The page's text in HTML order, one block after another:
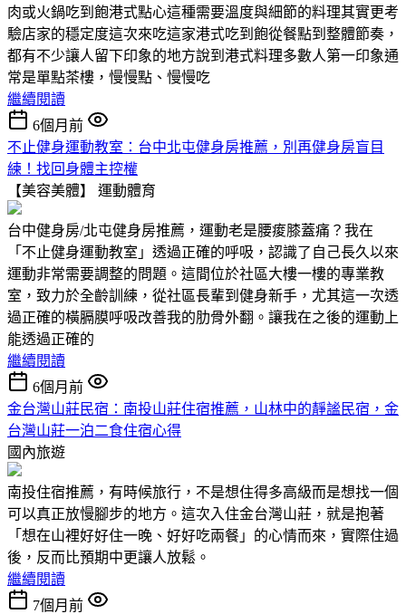
肉或火鍋吃到飽港式點心這種需要溫度與細節的料理其實更考
驗店家的穩定度這次來吃這家港式吃到飽從餐點到整體節奏，
都有不少讓人留下印象的地方說到港式料理多數人第一印象通
常是單點茶樓，慢慢點、慢慢吃
繼續閱讀
6個月前
不止健身運動教室：台中北屯健身房推薦，別再健身房盲目
練！找回身體主控權
【美容美體】 運動體育
台中健身房/北屯健身房推薦，運動老是腰痠膝蓋痛？我在
「不止健身運動教室」透過正確的呼吸，認識了自己長久以來
運動非常需要調整的問題。這間位於社區大樓一樓的專業教
室，致力於全齡訓練，從社區長輩到健身新手，尤其這一次透
過正確的橫膈膜呼吸改善我的肋骨外翻。讓我在之後的運動上
能透過正確的
繼續閱讀
6個月前
金台灣山莊民宿：南投山莊住宿推薦，山林中的靜謐民宿，金
台灣山莊一泊二食住宿心得
國內旅遊
南投住宿推薦，有時候旅行，不是想住得多高級而是想找一個
可以真正放慢腳步的地方。這次入住金台灣山莊，就是抱著
「想在山裡好好住一晚、好好吃兩餐」的心情而來，實際住過
後，反而比預期中更讓人放鬆。
繼續閱讀
7個月前